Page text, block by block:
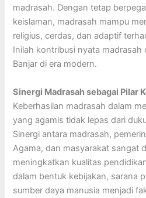
madrasah. Dengan tetap
keislaman, madrasah mampu
religius, cerdas, dan adaptif
Inilah kontribusi nyata madrasah
Banjar di era modern.
Sinergi Madrasah sebagai Pilar
Keberhasilan madrasah dalam
yang agamis tidak lepas dari
Sinergi antara madrasah,
Agama, dan masyarakat sangat
meningkatkan kualitas
dalam bentuk kebijakan, sarana
sumber daya manusia menjadi